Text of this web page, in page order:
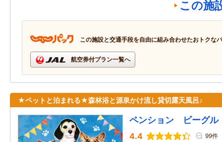
この施
この施設と交通手段を自由に組み合わせたおトクな
航空券付プラン一覧へ
★ペットと泊まれる★森林浴と源泉かけ流し貸切露天風呂♪
ペンション ビーグル
4.4 99件